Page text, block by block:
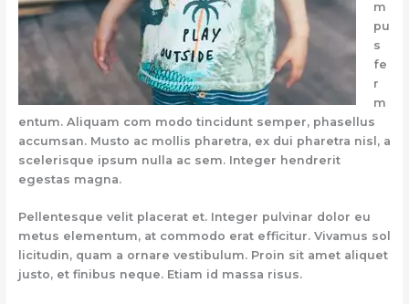
m
pu
s
fe
r
m
entum. Aliquam com modo tincidunt semper, phasellus
accumsan. Musto ac mollis pharetra, ex dui pharetra nisl, a
scelerisque ipsum nulla ac sem. Integer hendrerit
egestas magna.
Pellentesque velit placerat et. Integer pulvinar dolor eu
metus elementum, at commodo erat efficitur. Vivamus sol
licitudin, quam a ornare vestibulum. Proin sit amet aliquet
justo, et finibus neque. Etiam id massa risus.